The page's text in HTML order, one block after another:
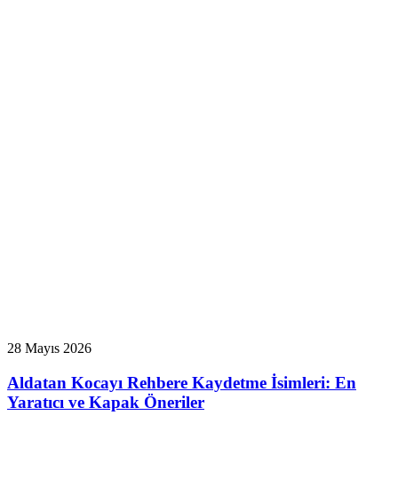
28 Mayıs 2026
Aldatan Kocayı Rehbere Kaydetme İsimleri: En
Yaratıcı ve Kapak Öneriler